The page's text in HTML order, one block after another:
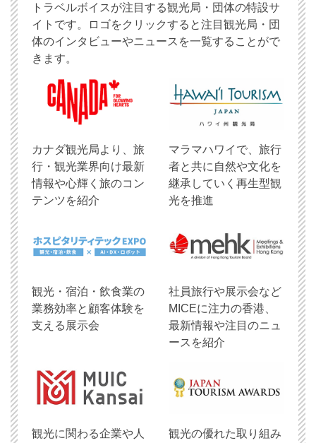
トラベルボイスが注目する観光局・団体の特設サ
イトです。ロゴをクリックすると注目観光局・団
体のインタビューやニュースを一覧することがで
きます。
​カナダ観光局より、旅
行・観光業界向け最新
情報や心輝く旅のコン
テンツを紹介
マラマハワイで、旅行
者と共に自然や文化を
継承していく再生型観
光を推進
観光・宿泊・飲食業の
業務効率と顧客体験を
支える展示会
社員旅行や展示会など
MICEに注力の香港、
最新情報や注目のニュ
ースを紹介
観光に関わる企業や人
観光の優れた取り組み